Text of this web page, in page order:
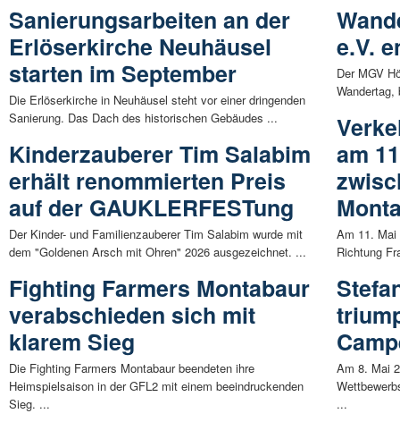
Sanierungsarbeiten an der
Erlöserkirche Neuhäusel
starten im September
Die Erlöserkirche in Neuhäusel steht vor einer dringenden
Sanierung. Das Dach des historischen Gebäudes ...
Kinderzauberer Tim Salabim
erhält renommierten Preis
auf der GAUKLERFESTung
Der Kinder- und Familienzauberer Tim Salabim wurde mit
dem "Goldenen Arsch mit Ohren" 2026 ausgezeichnet. ...
Fighting Farmers Montabaur
verabschieden sich mit
klarem Sieg
Die Fighting Farmers Montabaur beendeten ihre
Heimspielsaison in der GFL2 mit einem beeindruckenden
Sieg. ...
e.V.
Der MGV
am
Am 11.
Richtung
Am 8. Mai
...